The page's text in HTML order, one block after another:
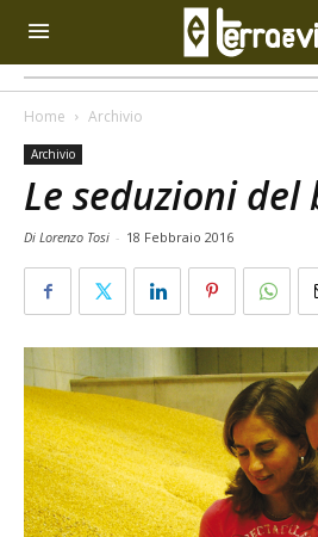
Home Archivio
Archivio
Le seduzioni del
Di Lorenzo Tosi - 18 Febbraio 2016